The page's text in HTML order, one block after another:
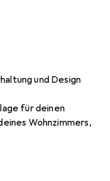
und Design
für deinen
Wohnzimmers,